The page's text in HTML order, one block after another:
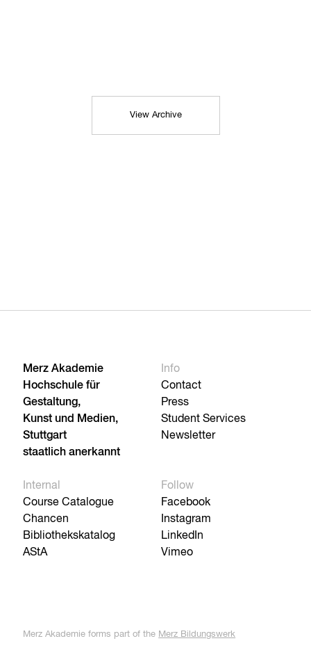
View Archive
Merz Akademie
Hochschule für
Gestaltung,
Kunst und Medien,
Stuttgart
staatlich anerkannt
Info
Contact
Press
Student Services
Newsletter
Internal
Course Catalogue
Chancen
Bibliothekskatalog
AStA
Follow
Facebook
Instagram
LinkedIn
Vimeo
Merz Akademie forms part of the Merz Bildungswerk